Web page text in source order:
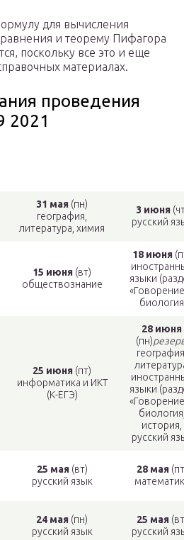
для вычисления
и теорему Пифагора
поскольку все это и еще
материалах.
проведения
2021
31 мая (пн)
география,
литература, химия
3 июня
русский
15 июня (вт)
обществознание
18 июня
языки
биология
25 июня (пт)
информатика и ИКТ
(К-ЕГЭ)
28 июня
(пн)
языки
история,
русский
25 мая(вт)
русский язык
28 мая
24 мая (пн)
русский язык
25 мая
русский